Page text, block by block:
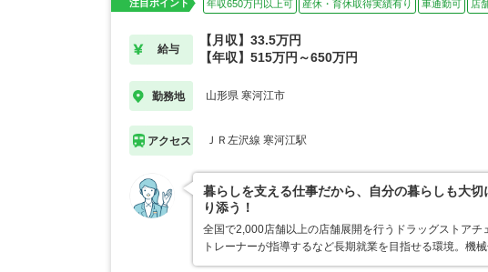
注目ポイント 年収650万円以上可 産休・育休取得実績有り 車通勤可 店
給与
【月収】33.5万円
【年収】515万円～650万円
勤務地 山形県 寒河江市
アクセス ＪＲ左沢線 寒河江駅
暮らしを支える仕事だから、自分の暮らしも大
り添う！
全国で2,000店舗以上の店舗展開を行うドラッグストアチ
トレーナーが指導するなど長期就業を目指せる環境。機